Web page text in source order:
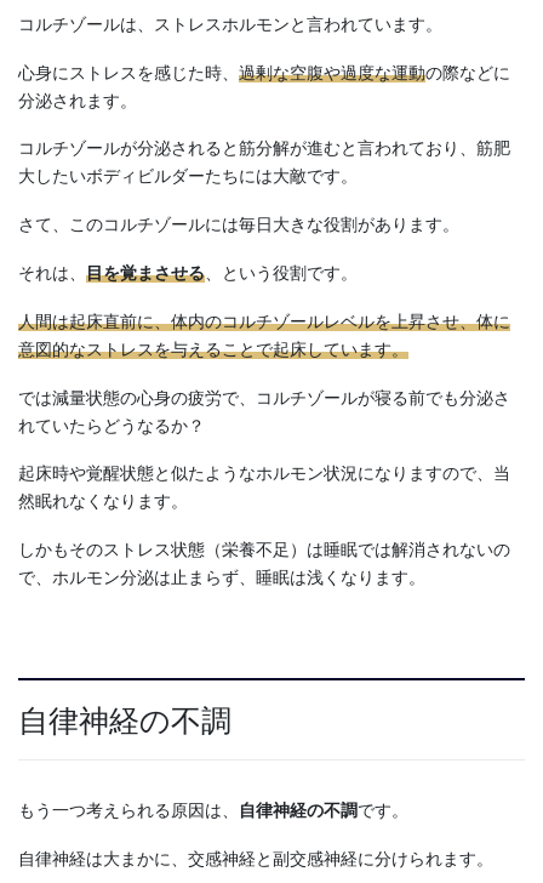
コルチゾールは、ストレスホルモンと言われています。
心身にストレスを感じた時、 過剰な空腹や過度な運動の際などに
分泌されます。
コルチゾールが分泌されると筋分解が進むと言われており、筋肥
大したいボディビルダーたちには大敵です。
さて、このコルチゾールには毎日大きな役割があります。
それは、 目を覚まさせる 、という役割です。
人間は起床直前に、体内のコルチゾールレベルを上昇させ、体に
意図的なストレスを与えることで起床しています。
では減量状態の心身の疲労で、コルチゾールが寝る前でも分泌さ
れていたらどうなるか？
起床時や覚醒状態と似たようなホルモン状況になりますので、当
然眠れなくなります。
しかもそのストレス状態（栄養不足）は睡眠では解消されないの
で、ホルモン分泌は止まらず、睡眠は浅くなります。
自律神経の不調
もう一つ考えられる原因は、 自律神経の不調です。
自律神経は大まかに、交感神経と副交感神経に分けられます。